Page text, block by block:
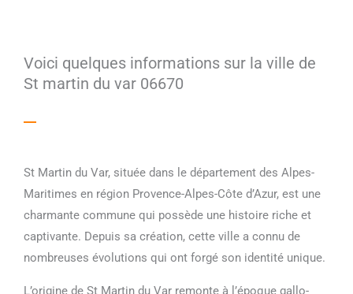
Voici quelques informations sur la ville de
St martin du var 06670
St Martin du Var, située dans le département des Alpes-
Maritimes en région Provence-Alpes-Côte d’Azur, est une
charmante commune qui possède une histoire riche et
captivante. Depuis sa création, cette ville a connu de
nombreuses évolutions qui ont forgé son identité unique.
L’origine de St Martin du Var remonte à l’époque gallo-